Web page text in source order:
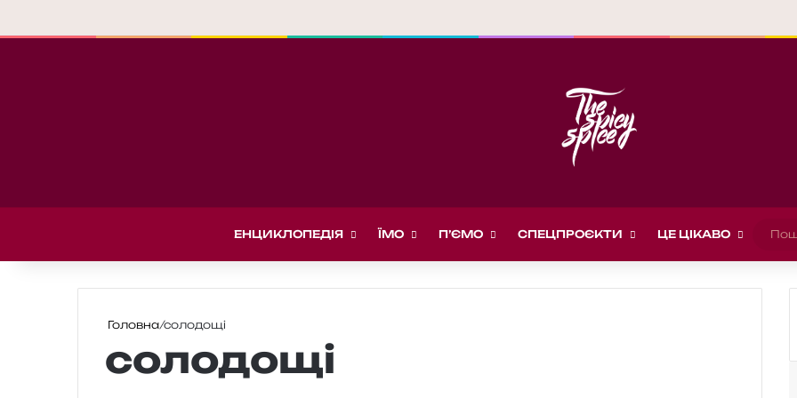
ЕНЦИКЛОПЕДІЯ ЇМО П’ЄМО СПЕЦПРОЄКТИ ЦЕ ЦІКАВО
Головна/солодощі
солодощі